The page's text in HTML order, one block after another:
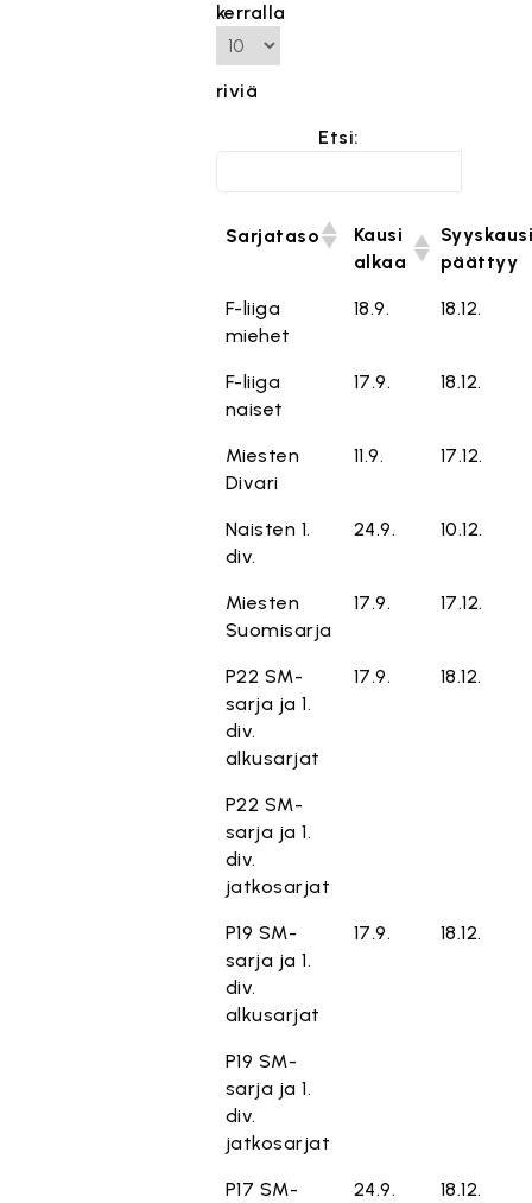
kerralla
riviä
Etsi:
Sarjataso
Kausi
alkaa
päättyy
F-liiga
miehet
18.9. 18.12.
F-liiga
naiset
17.9. 18.12.
Miesten
Divari
11.9. 17.12.
Naisten 1.
div.
24.9. 10.12.
Miesten
Suomisarja
17.9. 17.12.
P22 SM-
sarja ja 1.
div.
alkusarjat
17.9. 18.12.
P22 SM-
sarja ja 1.
div.
jatkosarjat
P19 SM-
sarja ja 1.
div.
alkusarjat
17.9. 18.12.
P19 SM-
sarja ja 1.
div.
jatkosarjat
P17 SM-
24.9. 18.12.